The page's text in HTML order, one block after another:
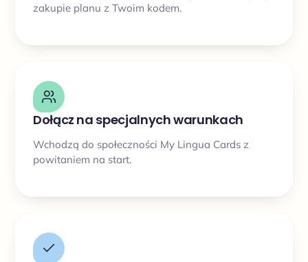
zakupie planu z Twoim kodem.
Dołącz na specjalnych warunkach
Wchodzą do społeczności My Lingua Cards z
powitaniem na start.